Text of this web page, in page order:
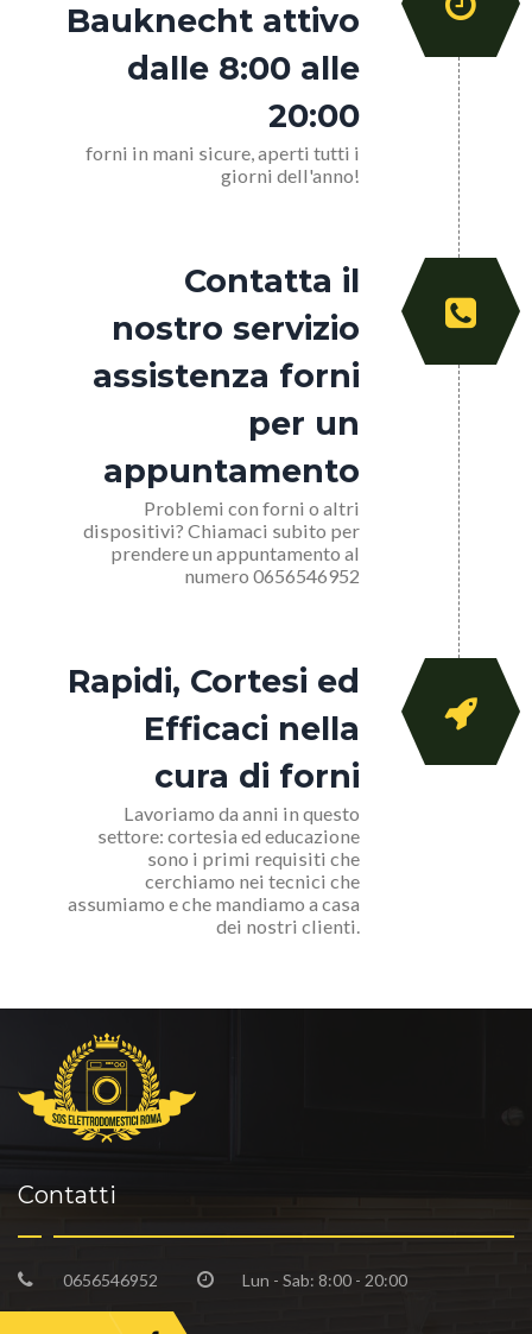
Bauknecht attivo
dalle 8:00 alle
20:00
forni in mani sicure, aperti tutti i
giorni dell'anno!
Contatta il
nostro servizio
assistenza forni
per un
appuntamento
Problemi con forni o altri
dispositivi? Chiamaci subito per
prendere un appuntamento al
numero 0656546952
Rapidi, Cortesi ed
Efficaci nella
cura di forni
Lavoriamo da anni in questo
settore: cortesia ed educazione
sono i primi requisiti che
cerchiamo nei tecnici che
assumiamo e che mandiamo a casa
dei nostri clienti.
Contatti
0656546952 Lun - Sab: 8:00 - 20:00